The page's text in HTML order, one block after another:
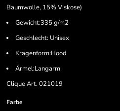
Baumwolle, 15% Viskose)
Gewicht:335 g/m2
Geschlecht: Unisex
Kragenform:Hood
Ärmel:Langarm
Clique Art. 021019
Farbe